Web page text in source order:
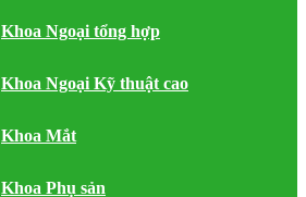
Khoa Ngoại tổng hợp
Khoa Ngoại Kỹ thuật cao
Khoa Mắt
Khoa Phụ sản